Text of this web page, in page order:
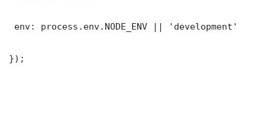
env: process.env.NODE_ENV || 'development'
});